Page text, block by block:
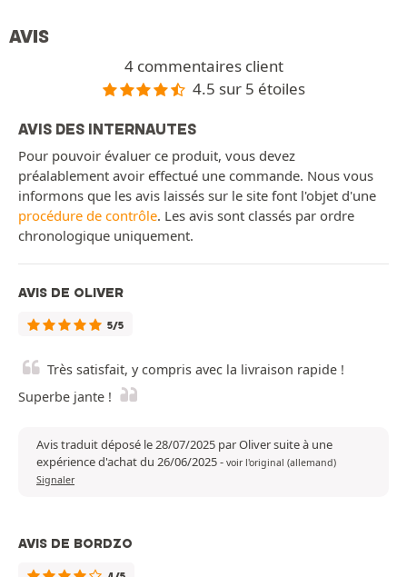
AVIS
4 commentaires client
4.5 sur 5 étoiles
AVIS DES INTERNAUTES
Pour pouvoir évaluer ce produit, vous devez
préalablement avoir effectué une commande. Nous vous
informons que les avis laissés sur le site font l'objet d'une
procédure de contrôle. Les avis sont classés par ordre
chronologique uniquement.
AVIS DE OLIVER
5/5
Très satisfait, y compris avec la livraison rapide !
Superbe jante !
Avis traduit déposé le 28/07/2025 par Oliver suite à une
expérience d'achat du 26/06/2025- voir l'original (allemand)
Signaler
AVIS DE BORDZO